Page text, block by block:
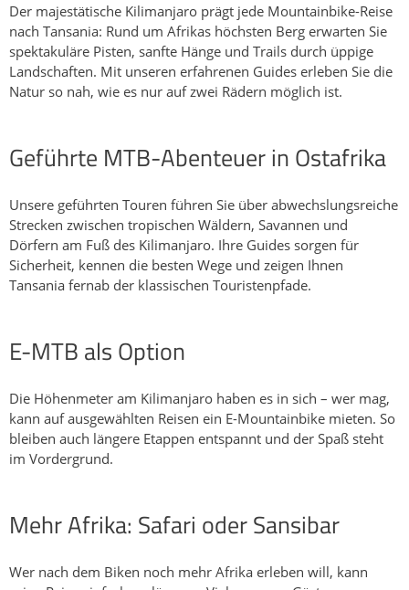
Höhenmeter überwunden.Optional zur MTB Tour durch
Tansania kann die Besteigung des höchsten afrikanischen
Berges angeschlossen werden: Auf der wenig begangenen
Machame Route ersteigen wir im Anschluss den Berg. Dabei
wird auf eine langsame Akklimatisierung wert gelegt. Erst
treffen wir meist nur wenige Bergsteiger - die Camps sind
Gepäck auf, so dass man tagsüber nur mit einem leichten
Tagesrucksack unterwegs ist. Zur Stärkung begeben wir uns in
ein Zelt in dem gegessen wird – das ist besonders abends ein
angenehmer Komfort, denn es wird schnell kalt.
Der majestätische Kilimanjaro prägt jede Mountainbike-Reise
nach Tansania: Rund um Afrikas höchsten Berg erwarten Sie
spektakuläre Pisten, sanfte Hänge und Trails durch üppige
Landschaften. Mit unseren erfahrenen Guides erleben Sie die
Natur so nah, wie es nur auf zwei Rädern möglich ist.
Geführte MTB-Abenteuer in Ostafrika
Unsere geführten Touren führen Sie über abwechslungsreiche
Strecken zwischen tropischen Wäldern, Savannen und
Dörfern am Fuß des Kilimanjaro. Ihre Guides sorgen für
Sicherheit, kennen die besten Wege und zeigen Ihnen
Tansania fernab der klassischen Touristenpfade.
E-MTB als Option
Die Höhenmeter am Kilimanjaro haben es in sich – wer mag,
kann auf ausgewählten Reisen ein E-Mountainbike mieten. So
bleiben auch längere Etappen entspannt und der Spaß steht
im Vordergrund.
Mehr Afrika: Safari oder Sansibar
Wer nach dem Biken noch mehr Afrika erleben will, kann